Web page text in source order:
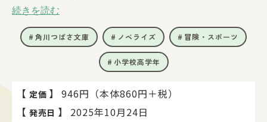
やってきた看護師の青年・聖。
二人はクローディアスを追って、みんなが夢見る
理想の地、“見果てぬ場所” を目指すことに。
敵・味方関係なく、誰にでも優しい聖と旅をするうちに、
スカーレットの固く閉ざされた心は変わっていき━━。
「生きること」について問いかける、感動の物語！
続きを読む
角川つばさ文庫 ノベライズ 冒険・スポーツ
小学校高学年
【 定価 】
946円（本体860円＋税）
【 発売日 】
2025年10月24日